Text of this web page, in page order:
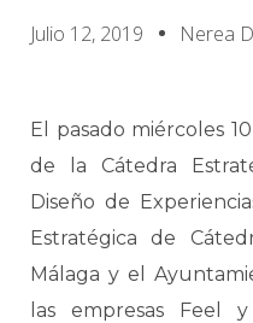
Julio 12, 2019 Nerea
El pasado miércoles
de la Cátedra
Diseño de
Estratégica de
Málaga y el
las empresas Feel